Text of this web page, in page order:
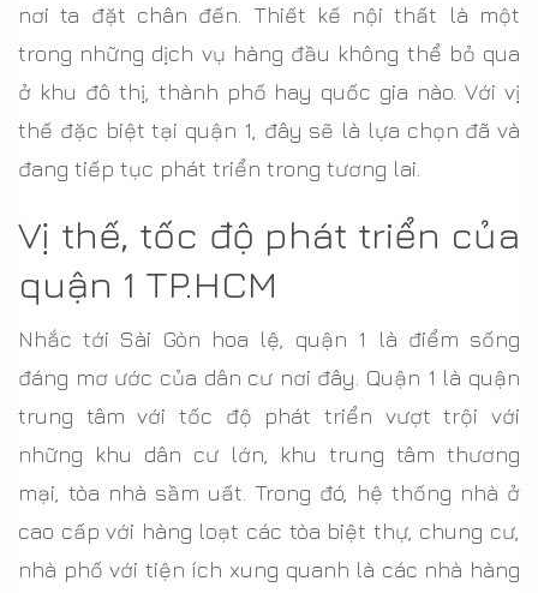
nơi ta đặt chân đến. Thiết kế nội thất là một
trong những dịch vụ hàng đầu không thể bỏ qua
ở khu đô thị, thành phố hay quốc gia nào. Với vị
thế đặc biệt tại quận 1, đây sẽ là lựa chọn đã và
đang tiếp tục phát triển trong tương lai.
Vị thế, tốc độ phát triển của
quận 1 TP.HCM
Nhắc tới Sài Gòn hoa lệ, quận 1 là điểm sống
đáng mơ ước của dân cư nơi đây. Quận 1 là quận
trung tâm với tốc độ phát triển vượt trội với
những khu dân cư lớn, khu trung tâm thương
mại, tòa nhà sầm uất. Trong đó, hệ thống nhà ở
cao cấp với hàng loạt các tòa biệt thự, chung cư,
nhà phố với tiện ích xung quanh là các nhà hàng